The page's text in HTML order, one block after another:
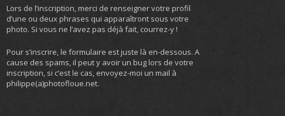
Lors de l’inscription, merci de renseigner votre profil
d’une ou deux phrases qui apparaîtront sous votre
photo. Si vous ne l’avez pas déjà fait, courrez-y !
Pour s’inscrire, le formulaire est juste là en-dessous. A
cause des spams, il peut y avoir un bug lors de votre
inscription, si c’est le cas, envoyez-moi un mail à
philippe(a)photofloue.net.